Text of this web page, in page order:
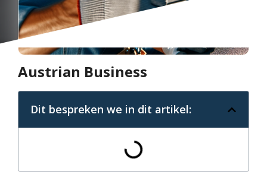
Austrian Business
Dit bespreken we in dit artikel: